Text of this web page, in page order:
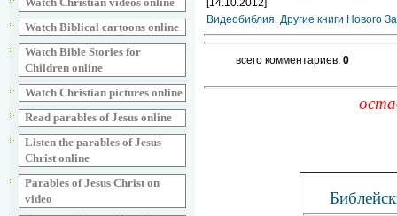
Watch Biblical cartoons online
Watch Bible Stories for
Children online
Watch Christian pictures online
Read parables of Jesus online
Listen the parables of Jesus
Christ online
Parables of Jesus Christ on
video
[14.10.2012]
Видеобиблия. Другие книги Нового
всего комментариев: 0